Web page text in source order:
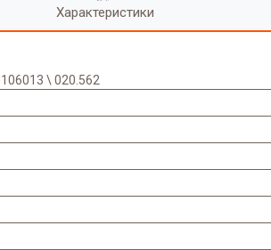
Характеристики
\ 020.562